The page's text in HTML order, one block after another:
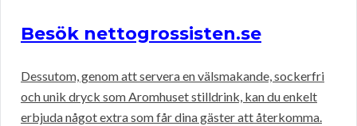
Besök nettogrossisten.se
Dessutom, genom att servera en välsmakande, sockerfri
och unik dryck som Aromhuset stilldrink, kan du enkelt
erbjuda något extra som får dina gäster att återkomma.